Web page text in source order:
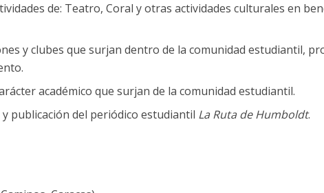
de: Teatro, Coral y otras actividades culturales en
y clubes que surjan dentro de la comunidad estudiantil,
académico que surjan de la comunidad estudiantil.
publicación del periódico estudiantil La Ruta de Humboldt.